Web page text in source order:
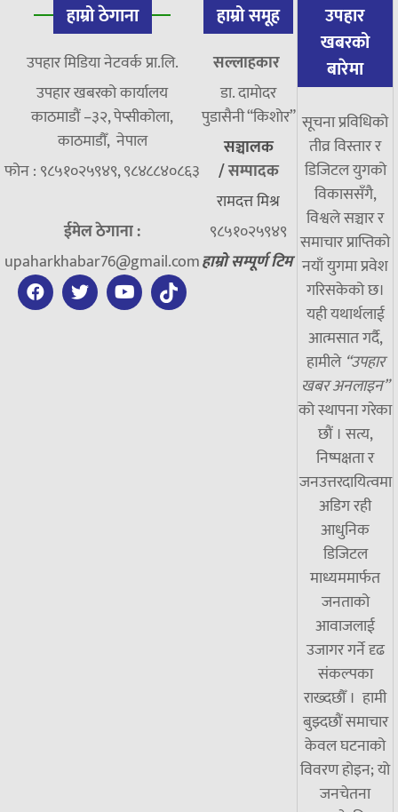
हाम्रो ठेगाना
उपहार मिडिया नेटवर्क प्रा.लि.
उपहार खबरको कार्यालय
काठमाडौं –३२, पेप्सीकोला,
काठमाडौँ, नेपाल
फोन : ९८५१०२५९४९, ९८४८८४०८६३
ईमेल ठेगाना :
upaharkhabar76@gmail.com
हाम्रो समूह
सल्लाहकार
डा. दामाेदर
पुडासैनी “किशाेर”
सञ्चालक
/सम्पादक
रामदत्त मिश्र
९८५१०२५९४९
हाम्रो सम्पूर्ण टिम
उपहार
खबरको
बारेमा
सूचना प्रविधिको
तीव्र विस्तार र
डिजिटल युगको
विकाससँगै,
विश्वले सञ्चार र
समाचार प्राप्तिको
नयाँ युगमा प्रवेश
गरिसकेको छ।
यही यथार्थलाई
आत्मसात गर्दै,
हामीले “उपहार
खबर अनलाइन”
को स्थापना गरेका
छौं । सत्य,
निष्पक्षता र
जनउत्तरदायित्वमा
अडिग रही
आधुनिक
डिजिटल
माध्यममार्फत
जनताको
आवाजलाई
उजागर गर्ने दृढ
संकल्पका
राख्दछौँ । हामी
बुझ्दछौं समाचार
केवल घटनाको
विवरण होइन; यो
जनचेतना